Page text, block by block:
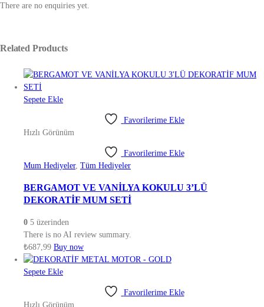
There are no enquiries yet.
Related Products
Sepete Ekle
Favorilerime Ekle
Hızlı Görünüm
Favorilerime Ekle
Mum Hediyeler, Tüm Hediyeler
BERGAMOT VE VANİLYA KOKULU 3’LÜ
DEKORATİF MUM SETİ
0 5 üzerinden
There is no AI review summary.
₺687,99 Buy now
Sepete Ekle
Favorilerime Ekle
Hızlı Görünüm